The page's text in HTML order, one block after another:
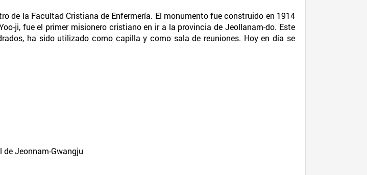
de la Facultad Cristiana de Enfermería. El monumento fue construido en 1914
ji, fue el primer misionero cristiano en ir a la provincia de Jeollanam-do. Este
ha sido utilizado como capilla y como sala de reuniones. Hoy en día se
de Jeonnam-Gwangju